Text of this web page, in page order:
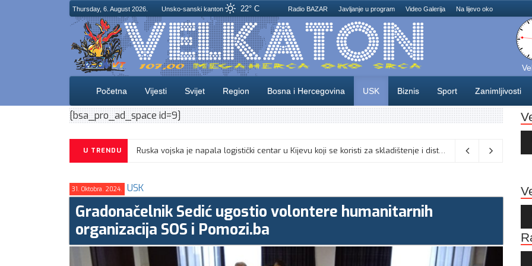
Thursday, 6. August 2026. Unsko-sanski kanton 22° C Radio BAZAR Javljanje u program Video Galerija Na lijevo oko
Početna Vijesti Svijet Region Bosna i Hercegovina USK Biznis Sport Zanimljivosti
[bsa_pro_ad_space id=9]
U TRENDU Na području Unsko-sanskog kantona danas , 5. augusta, je Dan žalosti, u znak poštovanja prema liku i djelu generala Izeta Nanića,
31. Oktobra. 2024. USK
Gradonačelnik Sedić ugostio volontere humanitarnih
organizacija SOS i Pomozi.ba